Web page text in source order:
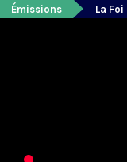
Émissions La